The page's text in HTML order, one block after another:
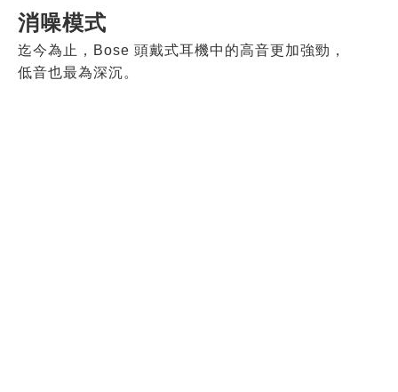
消噪模式
迄今為止，Bose 頭戴式耳機中的高音更加強勁，
低音也最為深沉。